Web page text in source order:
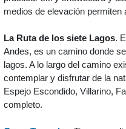
medios de elevación permiten
La Ruta de los siete Lagos.
Andes, es un camino donde
lagos. A lo largo del camino
contemplar y disfrutar de la
Espejo Escondido, Villarino,
completo.